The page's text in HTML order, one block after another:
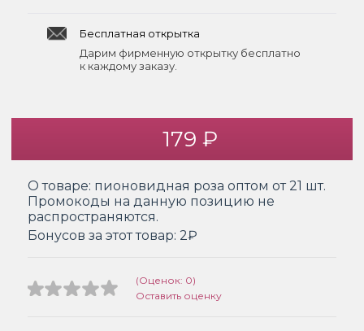
Бесплатная открытка
Дарим фирменную открытку бесплатно
к каждому заказу.
179 ₽
О товаре: пионовидная роза оптом от 21 шт.
Промокоды на данную позицию не
распространяются.
Бонусов за этот товар: 2₽
(Оценок: 0)
Оставить оценку